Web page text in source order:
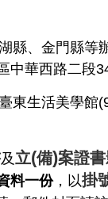
縣、金門縣等
中華西路二段
東生活美學館
及 立(備)案證
料一份，以掛